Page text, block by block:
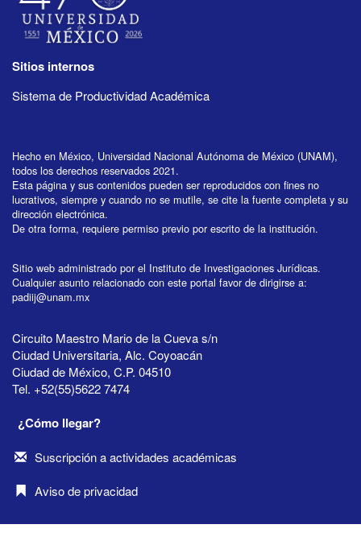
Sitios internos
Sistema de Productividad Académica
Hecho en México, Universidad Nacional Autónoma de México (UNAM),
todos los derechos reservados 2021.
Esta página y sus contenidos pueden ser reproducidos con fines no
lucrativos, siempre y cuando no se mutile, se cite la fuente completa y su
dirección electrónica.
De otra forma, requiere permiso previo por escrito de la institución.
Sitio web administrado por el Instituto de Investigaciones Jurídicas.
Cualquier asunto relacionado con este portal favor de dirigirse a:
padiij@unam.mx
Circuito Maestro Mario de la Cueva s/n
Ciudad Universitaria, Alc. Coyoacán
Ciudad de México, C.P. 04510
Tel. +52(55)5622 7474
¿Cómo llegar?
Suscripción a actividades académicas
Aviso de privacidad